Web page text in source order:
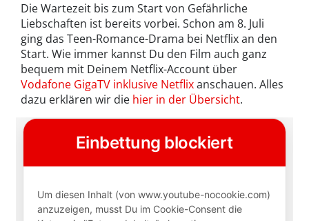
Die Wartezeit bis zum Start von Gefährliche
Liebschaften ist bereits vorbei. Schon am 8. Juli
ging das Teen-Romance-Drama bei Netflix an den
Start. Wie immer kannst Du den Film auch ganz
bequem mit Deinem Netflix-Account über
Vodafone GigaTV inklusive Netflixanschauen. Alles
dazu erklären wir die hier in der Übersicht.